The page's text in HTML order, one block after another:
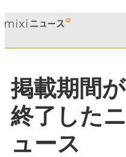
掲載期間が
終了したニ
ュース